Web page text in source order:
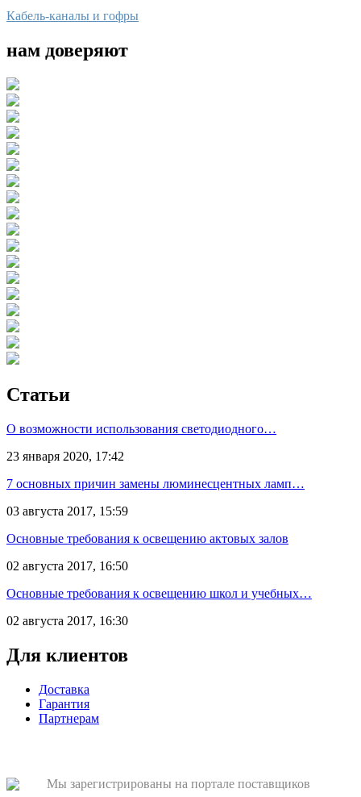
Кабель-каналы и гофры
нам доверяют
Статьи
О возможности использования светодиодного…
23 января 2020, 17:42
7 основных причин замены люминесцентных ламп…
03 августа 2017, 15:59
Основные требования к освещению актовых залов
02 августа 2017, 16:50
Основные требования к освещению школ и учебных…
02 августа 2017, 16:30
Для клиентов
Доставка
Гарантия
Партнерам
Мы зарегистрированы на портале поставщиков